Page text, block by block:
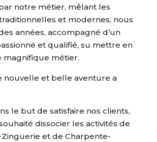
notre métier, mêlant les
et modernes, nous
années, accompagné d’un
et qualifié, su mettre en
magnifique métier.
nouvelle et belle aventure a
le but de satisfaire nos clients,
dissocier les activités de
et de Charpente-